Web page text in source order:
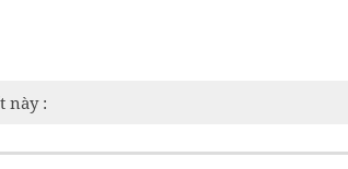
này :